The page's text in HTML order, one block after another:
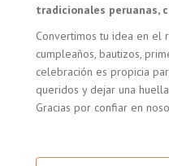
tradicionales peruanas,
Convertimos tu idea en el
cumpleaños, bautizos,
celebración es propicia
queridos y dejar una
Gracias por confiar en